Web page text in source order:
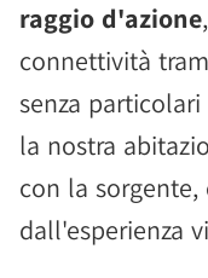
raggio d'azione
connettività
senza
la nostra
con la
dall'esperienza